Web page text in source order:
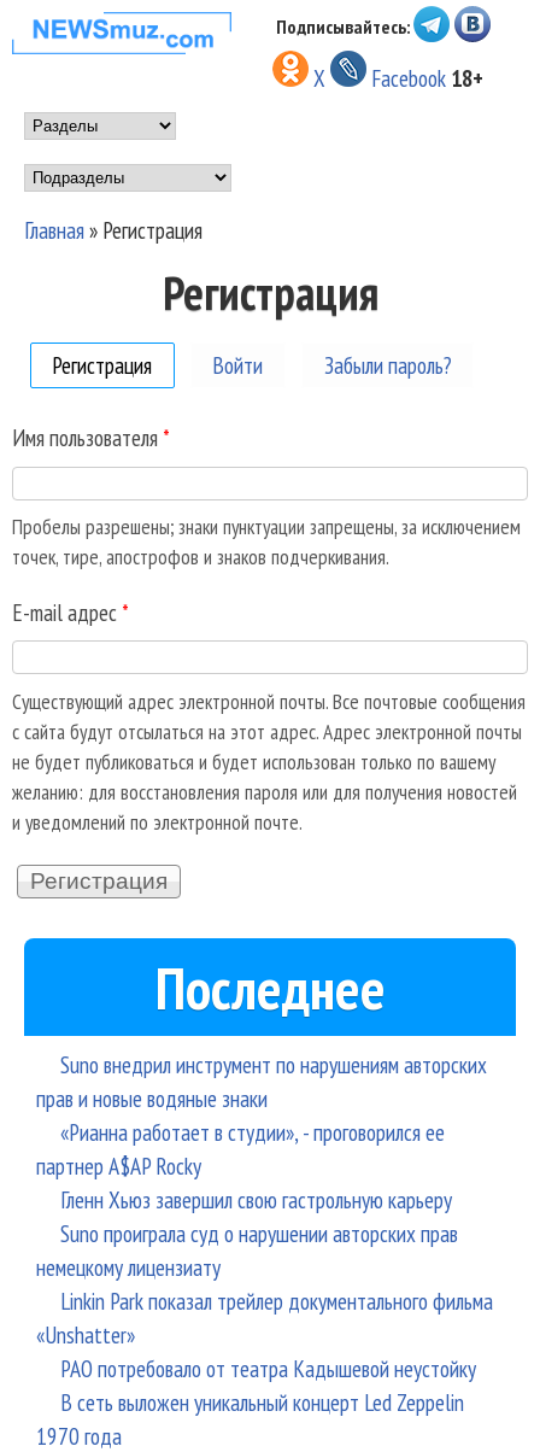
Перейти к основному
содержанию
НОВОСТИ
МУЗЫКИ И
ШОУ БИЗНЕСА
NEWSMUZ.COM
Подписывайтесь:
X Facebook 18+
Main menu
Подразделы
Главная» Регистрация
Регистрация
Регистрация (активная вкладка)
Войти Забыли пароль?
Имя пользователя *
Пробелы разрешены; знаки пунктуации запрещены, за исключением
точек, тире, апострофов и знаков подчеркивания.
E-mail адрес *
Существующий адрес электронной почты. Все почтовые сообщения
с сайта будут отсылаться на этот адрес. Адрес электронной почты
не будет публиковаться и будет использован только по вашему
желанию: для восстановления пароля или для получения новостей
и уведомлений по электронной почте.
Последнее
Suno внедрил инструмент по нарушениям авторских
прав и новые водяные знаки
«Рианна работает в студии», - проговорился ее
партнер A$AP Rocky
Гленн Хьюз завершил свою гастрольную карьеру
Suno проиграла суд о нарушении авторских прав
немецкому лицензиату
Linkin Park показал трейлер документального фильма
«Unshatter»
РАО потребовало от театра Кадышевой неустойку
В сеть выложен уникальный концерт Led Zeppelin
1970 года